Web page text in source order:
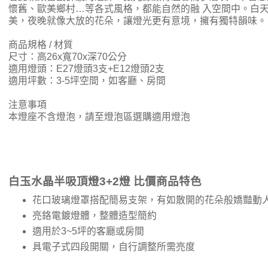
懷舊、歐美鄉村…等各式風格，都能自然的融 入空間中。白
美，夜晚就像大放的花朵，讓燈光更有意境，擁有獨特韻味。
商品規格 / 材質
尺寸：高26x寬70x深70公分
適用燈頭：E27燈頭3支+E12燈頭2支
適用坪數：3-5坪空間，如客廳、房間
注意事項
本燈座不含燈泡，請至燈泡區選購適用燈泡
白玉水晶半吸頂燈3+2燈 比價商品特色
花口玻璃燈罩搭配簡易支架，有如散開的花朵般嬌豔動
亮鉻電鍍燈體，整體造型簡約
適用於3~5坪的客廳或房間
具電子式四段開關，自行調整所需亮度